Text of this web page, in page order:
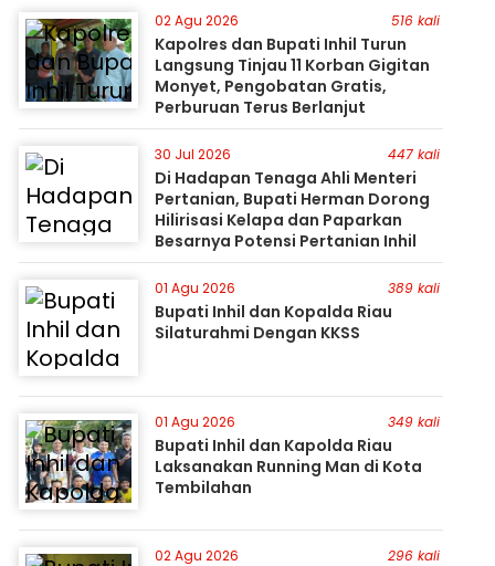
02 Agu 2026 516 kali
Kapolres dan Bupati Inhil Turun
Langsung Tinjau 11 Korban Gigitan
Monyet, Pengobatan Gratis,
Perburuan Terus Berlanjut
30 Jul 2026 447 kali
Di Hadapan Tenaga Ahli Menteri
Pertanian, Bupati Herman Dorong
Hilirisasi Kelapa dan Paparkan
Besarnya Potensi Pertanian Inhil
01 Agu 2026 389 kali
Bupati Inhil dan Kopalda Riau
Silaturahmi Dengan KKSS
01 Agu 2026 349 kali
Bupati Inhil dan Kapolda Riau
Laksanakan Running Man di Kota
Tembilahan
02 Agu 2026 296 kali